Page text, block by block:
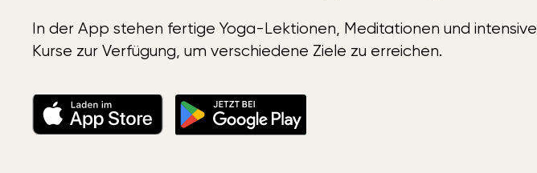
In der App stehen fertige Yoga-Lektionen, Meditationen und intensive
Kurse zur Verfügung, um verschiedene Ziele zu erreichen.